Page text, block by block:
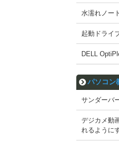
水濡れノー
起動ドライ
DELL
パソコン
サンダーバ
デジカメ動
れるように